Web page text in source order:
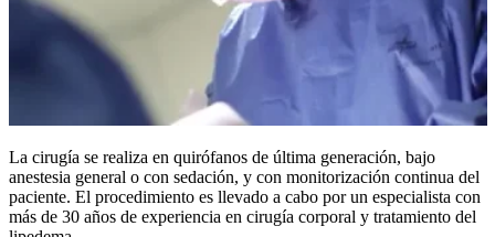
La cirugía se realiza en quirófanos de última generación, bajo
anestesia general o con sedación, y con monitorización continua del
paciente. El procedimiento es llevado a cabo por un especialista con
más de 30 años de experiencia en cirugía corporal y tratamiento del